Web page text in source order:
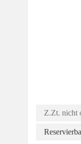
Z.Zt. nicht